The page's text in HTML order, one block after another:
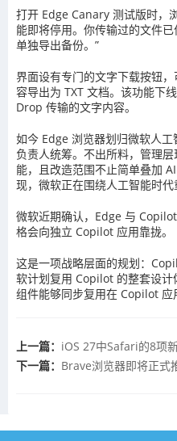
打开 Edge Canary 测试版时，
能即将停用。你传输过的文件
单独导出备份。”
界面设有专门的文字下载按钮
容导出为 TXT 文档。该功能下
Drop 传输的文字内容。
如今 Edge 浏览器划归微软人
负责人统筹。不出所料，管理
能，且改造范围不止简单叠加
现，微软正在围绕人工智能时代
微软近期确认，Edge 与
格会向独立 Copilot 应用靠拢。
这是一项战略层面的规划：
软计划复用 Copilot 的整套设
组件能够同步复用在 Copilot 应
上一篇： iOS 27中Safari的8项
下一篇： Brave浏览器即将正式